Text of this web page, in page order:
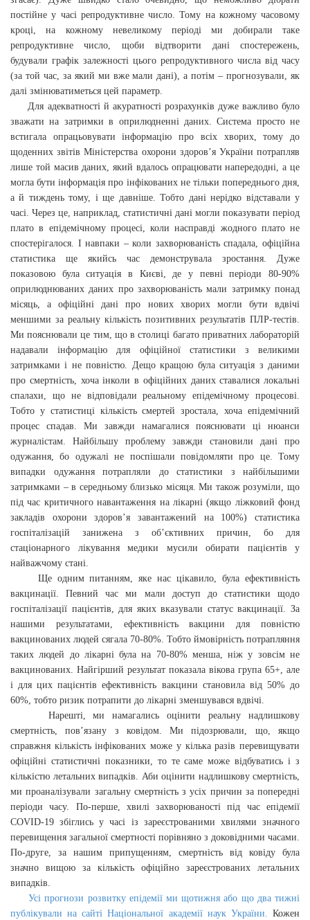
постійне у часі репродуктивне число. Тому на кожному часовому
кроці, на кожному невеликому періоді ми добирали таке
репродуктивне число, щоби відтворити дані спостережень,
будували графік залежності цього репродуктивного числа від часу
(за той час, за який ми вже мали дані), а потім – прогнозували, як
далі змінюватиметься цей параметр.
Для адекватності й акуратності розрахунків дуже важливо було
зважати на затримки в оприлюдненні даних. Система просто не
встигала опрацьовувати інформацію про всіх хворих, тому до
щоденних звітів Міністерства охорони здоров’я України потрапляв
лише той масив даних, який вдалось опрацювати напередодні, а це
могла бути інформація про інфікованих не тільки попереднього дня,
а й тиждень тому, і ще давніше. Тобто дані нерідко відставали у
часі. Через це, наприклад, статистичні дані могли показувати період
плато в епідемічному процесі, коли насправді жодного плато не
спостерігалося. І навпаки – коли захворюваність спадала, офіційна
статистика ще якийсь час демонструвала зростання. Дуже
показовою була ситуація в Києві, де у певні періоди 80-90%
оприлюднюваних даних про захворюваність мали затримку понад
місяць, а офіційні дані про нових хворих могли бути вдвічі
меншими за реальну кількість позитивних результатів ПЛР-тестів.
Ми пояснювали це тим, що в столиці багато приватних лабораторій
надавали інформацію для офіційної статистики з великими
затримками і не повністю. Дещо кращою була ситуація з даними
про смертність, хоча інколи в офіційних даних ставалися локальні
спалахи, що не відповідали реальному епідемічному процесові.
Тобто у статистиці кількість смертей зростала, хоча епідемічний
процес спадав. Ми завжди намагалися пояснювати ці нюанси
журналістам. Найбільшу проблему завжди становили дані про
одужання, бо одужалі не поспішали повідомляти про це. Тому
випадки одужання потрапляли до статистики з найбільшими
затримками – в середньому близько місяця. Ми також розуміли, що
під час критичного навантаження на лікарні (якщо ліжковий фонд
закладів охорони здоров’я завантажений на 100%) статистика
госпіталізацій занижена з об’єктивних причин, бо для
стаціонарного лікування медики мусили обирати пацієнтів у
найважчому стані.
Ще одним питанням, яке нас цікавило, була ефективність
вакцинації. Певний час ми мали доступ до статистики щодо
госпіталізації пацієнтів, для яких вказували статус вакцинації. За
нашими результатами, ефективність вакцини для повністю
вакцинованих людей сягала 70-80%. Тобто ймовірність потрапляння
таких людей до лікарні була на 70-80% менша, ніж у зовсім не
вакцинованих. Найгірший результат показала вікова група 65+, але
і для цих пацієнтів ефективність вакцини становила від 50% до
60%, тобто ризик потрапити до лікарні зменшувався вдвічі.
Нарешті, ми намагались оцінити реальну надлишкову
смертність, пов’язану з ковідом. Ми підозрювали, що, якщо
справжня кількість інфікованих може у кілька разів перевищувати
офіційні статистичні показники, то те саме може відбуватись і з
кількістю летальних випадків. Аби оцінити надлишкову смертність,
ми проаналізували загальну смертність з усіх причин за попередні
періоди часу. По-перше, хвилі захворюваності під час епідемії
COVID-19 збіглись у часі із зареєстрованими хвилями значного
перевищення загальної смертності порівняно з доковідними часами.
По-друге, за нашим припущенням, смертність від ковіду була
значно вищою за кількість офіційно зареєстрованих летальних
випадків.
Усі прогнози розвитку епідемії ми щотижня або що два тижні
публікували на сайті Національної академії наук України.
Кожен